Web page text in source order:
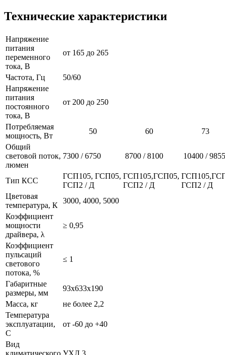
Технические характеристики
Напряжение
питания
переменного
тока, В
от 165 до 265
Частота, Гц
50/60
Напряжение
питания
постоянного
тока, В
от 200 до 250
Потребляемая
мощность, Вт
50 60
73
Общий
световой поток,
люмен
7300 / 6750 8700 / 8100 10400 / 9855
Тип КСС
ГСП105, ГСП05,
ГСП2 / Д
ГСП105,ГСП05,
ГСП2 / Д
ГСП2 / Д
Цветовая
температура, К
3000, 4000, 5000
Коэффициент
мощности
драйвера, λ
≥ 0,95
Коэффициент
пульсаций
светового
потока, %
≤ 1
Габаритные
размеры, мм
93х633х190
Масса, кг
не более 2,2
Температура
эксплуатации,
С
от -60 до +40
Вид